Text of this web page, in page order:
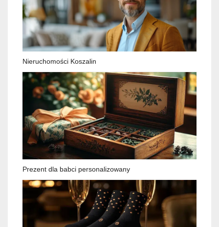
Nieruchomości Koszalin
Prezent dla babci personalizowany